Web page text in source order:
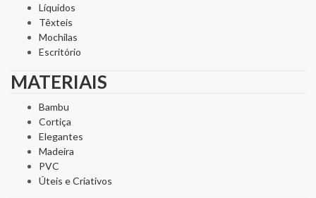
Líquidos
Têxteis
Mochilas
Escritório
MATERIAIS
Bambu
Cortiça
Elegantes
Madeira
PVC
Úteis e Criativos